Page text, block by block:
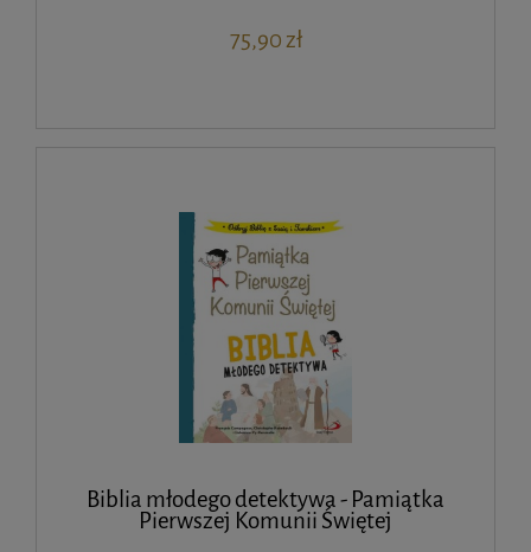
75,90 zł
Biblia młodego detektywa - Pamiątka
Pierwszej Komunii Świętej